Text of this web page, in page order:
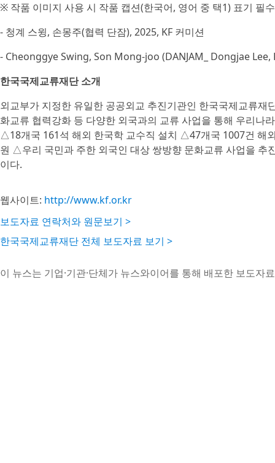
※ 작품 이미지 사용 시 작품 캡션(한국어, 영어 중 택1) 표기 필수
- 청계 스윙, 손몽주(협력 단잠), 2025, KF 커미션
- Cheonggye Swing, Son Mong-joo (DANJAM_ Dongjae
한국국제교류재단 소개
외교부가 지정한 유일한 공공외교 추진기관인 한국국제교류
화교류 협력강화 등 다양한 외국과의 교류 사업을 통해 우리나
△18개국 161석 해외 한국학 교수직 설치 △47개국 1007건 해
원 △우리 국민과 주한 외국인 대상 쌍방향 문화교류 사업을 추
이다.
웹사이트: http://www.kf.or.kr
보도자료 연락처와 원문보기 >
한국국제교류재단 전체 보도자료 보기 >
이 뉴스는 기업·기관·단체가 뉴스와이어를 통해 배포한 보도자